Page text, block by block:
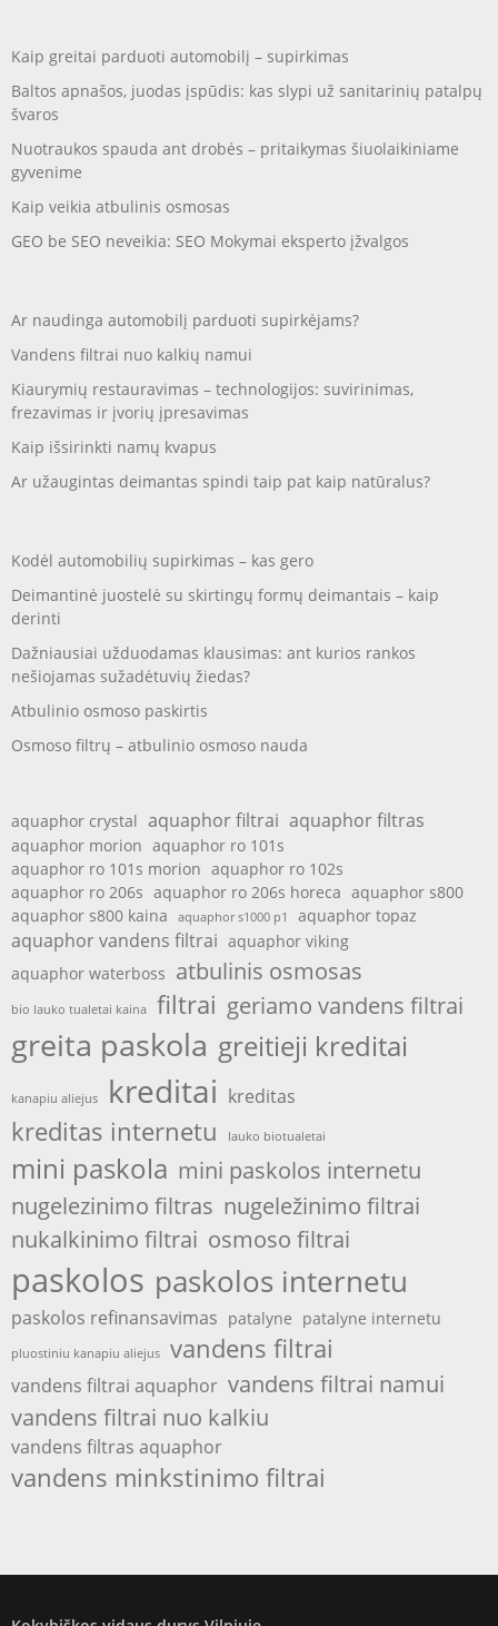
Kaip greitai parduoti automobilį – supirkimas
Baltos apnašos, juodas įspūdis: kas slypi už sanitarinių patalpų
švaros
Nuotraukos spauda ant drobės – pritaikymas šiuolaikiniame
gyvenime
Kaip veikia atbulinis osmosas
GEO be SEO neveikia: SEO Mokymai eksperto įžvalgos
Ar naudinga automobilį parduoti supirkėjams?
Vandens filtrai nuo kalkių namui
Kiaurymių restauravimas – technologijos: suvirinimas,
frezavimas ir įvorių įpresavimas
Kaip išsirinkti namų kvapus
Ar užaugintas deimantas spindi taip pat kaip natūralus?
Kodėl automobilių supirkimas – kas gero
Deimantinė juostelė su skirtingų formų deimantais – kaip
derinti
Dažniausiai užduodamas klausimas: ant kurios rankos
nešiojamas sužadėtuvių žiedas?
Atbulinio osmoso paskirtis
Osmoso filtrų – atbulinio osmoso nauda
aquaphor crystal aquaphor filtrai aquaphor filtras
aquaphor morion aquaphor ro 101s
aquaphor ro 101s morion aquaphor ro 102s
aquaphor ro 206s aquaphor ro 206s horeca aquaphor s800
aquaphor s800 kaina
aquaphor s1000 p1 aquaphor topaz
aquaphor vandens filtrai aquaphor viking
aquaphor waterboss atbulinis osmosas
bio lauko tualetai kaina filtrai geriamo vandens filtrai
greita paskola greitieji kreditai
kanapiu aliejus kreditai kreditas
kreditas internetu lauko biotualetai
mini paskola mini paskolos internetu
nugelezinimo filtras nugeležinimo filtrai
nukalkinimo filtrai osmoso filtrai
paskolos paskolos internetu
paskolos refinansavimas patalyne patalyne internetu
pluostiniu kanapiu aliejus vandens filtrai
vandens filtrai aquaphor vandens filtrai namui
vandens filtrai nuo kalkiu
vandens filtras aquaphor
vandens minkstinimo filtrai